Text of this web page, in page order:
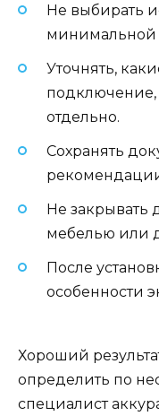
Не выбирать
минимальной
Уточнять,
подключение,
отдельно.
Сохранять
Не закрывать
мебелью или
После
особенности
Хороший
определить по
специалист